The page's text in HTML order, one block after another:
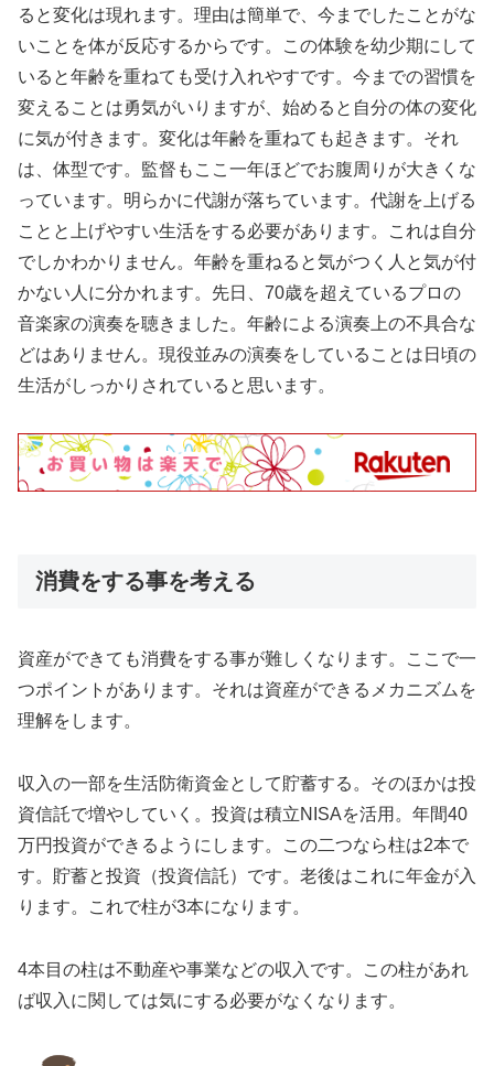
ると変化は現れます。理由は簡単で、今までしたことがな
いことを体が反応するからです。この体験を幼少期にして
いると年齢を重ねても受け入れやすです。今までの習慣を
変えることは勇気がいりますが、始めると自分の体の変化
に気が付きます。変化は年齢を重ねても起きます。それ
は、体型です。監督もここ一年ほどでお腹周りが大きくな
っています。明らかに代謝が落ちています。代謝を上げる
ことと上げやすい生活をする必要があります。これは自分
でしかわかりません。年齢を重ねると気がつく人と気が付
かない人に分かれます。先日、70歳を超えているプロの
音楽家の演奏を聴きました。年齢による演奏上の不具合な
どはありません。現役並みの演奏をしていることは日頃の
生活がしっかりされていると思います。
消費をする事を考える
資産ができても消費をする事が難しくなります。ここで一
つポイントがあります。それは資産ができるメカニズムを
理解をします。
収入の一部を生活防衛資金として貯蓄する。そのほかは投
資信託で増やしていく。投資は積立NISAを活用。年間40
万円投資ができるようにします。この二つなら柱は2本で
す。貯蓄と投資（投資信託）です。老後はこれに年金が入
ります。これで柱が3本になります。
4本目の柱は不動産や事業などの収入です。この柱があれ
ば収入に関しては気にする必要がなくなります。